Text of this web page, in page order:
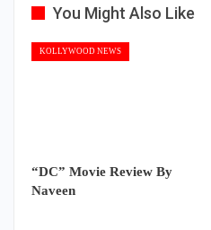
You Might Also Like
KOLLYWOOD NEWS
“DC” Movie Review By
Naveen